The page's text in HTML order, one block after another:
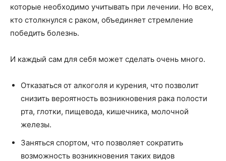
которые необходимо учитывать при лечении. Но всех,
кто столкнулся с раком, объединяет стремление
победить болезнь.
И каждый сам для себя может сделать очень много.
Отказаться от алкоголя и курения, что позволит
снизить вероятность возникновения рака полости
рта, глотки, пищевода, кишечника, молочной
железы.
Заняться спортом, что позволяет сократить
возможность возникновения таких видов